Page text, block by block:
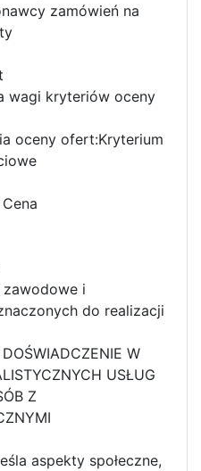
zamówień na
wagi kryteriów oceny
oceny ofert:Kryterium
i
do realizacji
W
USŁUG
Z
aspekty społeczne,